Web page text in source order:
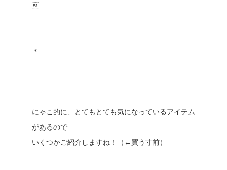
＊
にゃこ的に、とてもとても気になっているアイテム
があるので
いくつかご紹介しますね！（←買う寸前）